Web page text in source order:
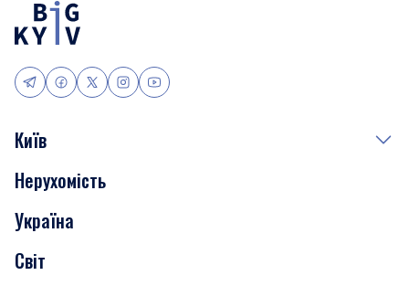
Київ
Події
Скандали
Нерухомість
Нерухомість
Україна
Світ